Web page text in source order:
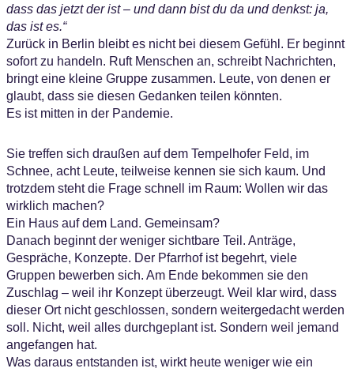
dass das jetzt der ist – und dann bist du da und denkst: ja,
das ist es.“
Zurück in Berlin bleibt es nicht bei diesem Gefühl. Er beginnt
sofort zu handeln. Ruft Menschen an, schreibt Nachrichten,
bringt eine kleine Gruppe zusammen. Leute, von denen er
glaubt, dass sie diesen Gedanken teilen könnten.
Es ist mitten in der Pandemie.
Sie treffen sich draußen auf dem Tempelhofer Feld, im
Schnee, acht Leute, teilweise kennen sie sich kaum. Und
trotzdem steht die Frage schnell im Raum: Wollen wir das
wirklich machen?
Ein Haus auf dem Land. Gemeinsam?
Danach beginnt der weniger sichtbare Teil. Anträge,
Gespräche, Konzepte. Der Pfarrhof ist begehrt, viele
Gruppen bewerben sich. Am Ende bekommen sie den
Zuschlag – weil ihr Konzept überzeugt. Weil klar wird, dass
dieser Ort nicht geschlossen, sondern weitergedacht werden
soll. Nicht, weil alles durchgeplant ist. Sondern weil jemand
angefangen hat.
Was daraus entstanden ist, wirkt heute weniger wie ein